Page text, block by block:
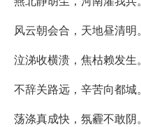
风云朝会合，天地昼清明。
泣涕收横溃，焦枯赖发生。
不辞关路远，辛苦向都城。
荡涤真成快，氛霾不敢阴。